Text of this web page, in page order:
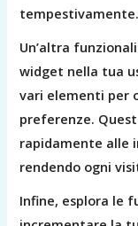
tempestivamente.
Un’altra
widget nella tua
vari elementi per
preferenze.
rapidamente alle
rendendo ogni
Infine, esplora le